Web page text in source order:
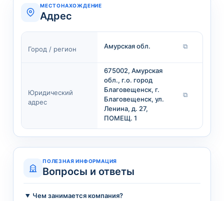
МЕСТОНАХОЖДЕНИЕ
Адрес
Город / регион Амурская обл. ⧉
Юридический
адрес
675002, Амурская
обл., г.о. город
Благовещенск, г.
Благовещенск, ул.
Ленина, д. 27,
ПОМЕЩ. 1
⧉
ПОЛЕЗНАЯ ИНФОРМАЦИЯ
Вопросы и ответы
Чем занимается компания?